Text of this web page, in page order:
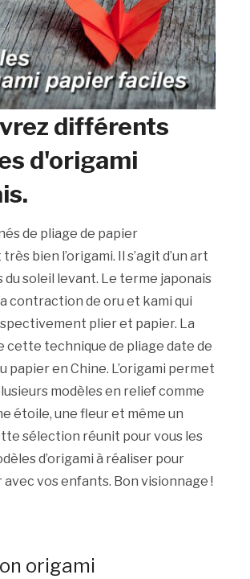
différents
d'origami
de pliage de papier
bien l’origami. Il s’agit d’un art
du soleil levant. Le terme japonais
contraction de oru et kami qui
plier et papier. La
cette technique de pliage date de
papier en Chine. L’origami permet
modèles en relief comme
étoile, une fleur et même un
sélection réunit pour vous les
d’origami à réaliser pour
avec vos enfants. Bon visionnage !
origami